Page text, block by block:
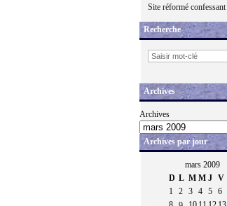
Site réformé confessant
Recherche
Archives
Archives
Archives par jour
mars 2009
D L M M J V
1
2 3 4 5 6